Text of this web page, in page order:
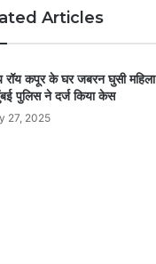
Articles
रॉय कपूर के घर जबरन घुसी महिला
पुलिस ने दर्ज किया केस
27, 2025